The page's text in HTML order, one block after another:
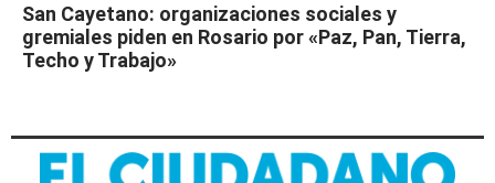
San Cayetano: organizaciones sociales y
gremiales piden en Rosario por «Paz, Pan, Tierra,
Techo y Trabajo»